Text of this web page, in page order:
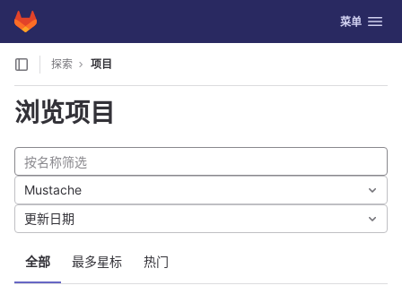
Skip to content
GitLab 切换导航
菜单
探索 项目
浏览项目
全部 最多星标 热门
Mustache
更新日期